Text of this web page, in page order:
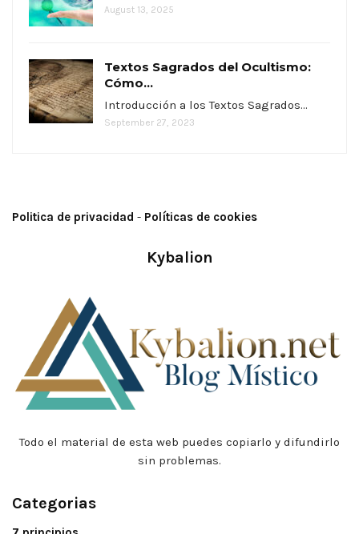
August 13, 2025
Textos Sagrados del Ocultismo:
Cómo...
Introducción a los Textos Sagrados…
September 27, 2023
Politica de privacidad - Políticas de cookies
Kybalion
Todo el material de esta web puedes copiarlo y difundirlo
sin problemas.
Categorias